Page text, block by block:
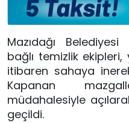
Mazıdağı
bağlı temizlik ekipleri,
itibaren sahaya
Kapanan
müdahalesiyle
geçildi.